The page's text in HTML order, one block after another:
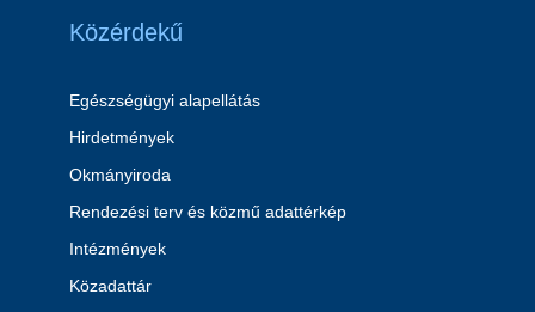
Közérdekű
Egészségügyi alapellátás
Hirdetmények
Okmányiroda
Rendezési terv és közmű adattérkép
Intézmények
Közadattár